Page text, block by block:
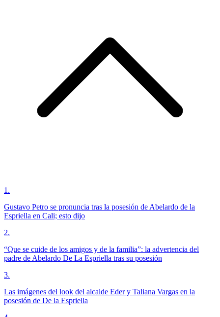
1 .
Gustavo Petro se pronuncia tras la posesión de Abelardo de la
Espriella en Cali; esto dijo
2.
“Que se cuide de los amigos y de la familia”: la advertencia del
padre de Abelardo De La Espriella tras su posesión
3.
Las imágenes del look del alcalde Eder y Taliana Vargas en la
posesión de De la Espriella